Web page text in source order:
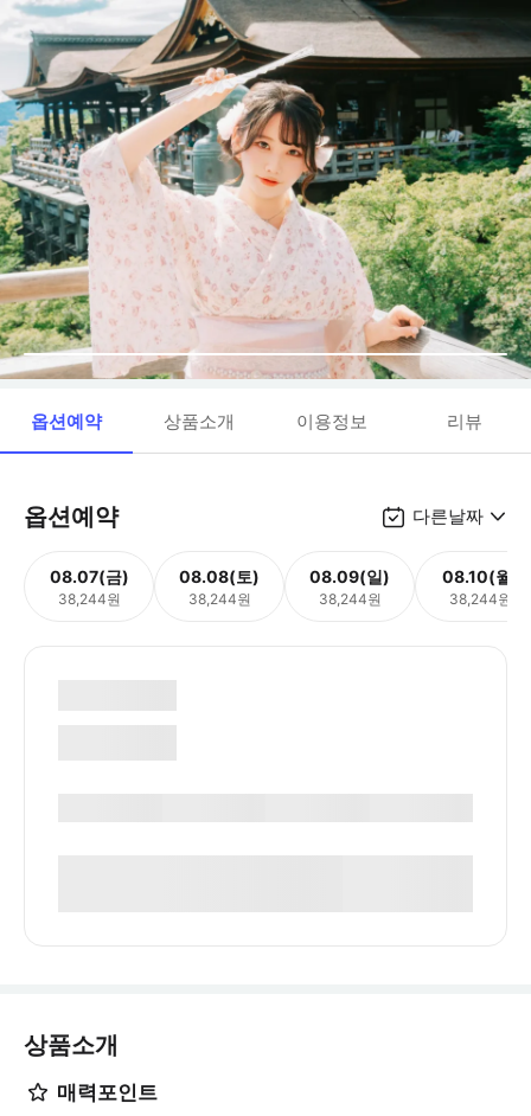
옵션예약 상품소개 이용정보 리뷰
옵션예약 다른날짜
08.07(금)
38,244원
08.08(토)
38,244원
08.09(일)
38,244원
08.10(월)
38,244원
상품소개
매력포인트